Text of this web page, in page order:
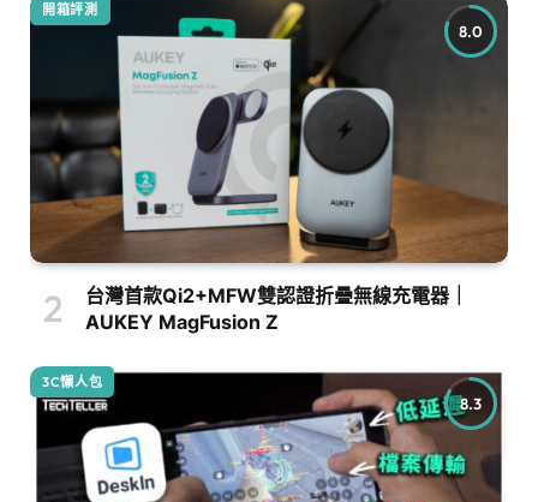
8.0
開箱評測
台灣首款Qi2+MFW雙認證折疊無線充電器｜
AUKEY MagFusion Z
8.3
3C懶人包